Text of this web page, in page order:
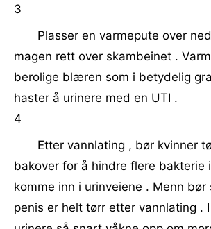
3
Plasser en varmepute over
magen rett over skambeinet .
berolige blæren som i betydelig
haster å urinere med en UTI .
4
Etter vannlating , bør kvinner
bakover for å hindre flere bakterie
komme inn i urinveiene . Menn bør
penis er helt tørr etter vannlating .